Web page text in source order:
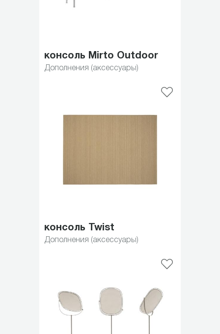
консоль Mirto Outdoor
Дополнения (аксессуары)
консоль Twist
Дополнения (аксессуары)